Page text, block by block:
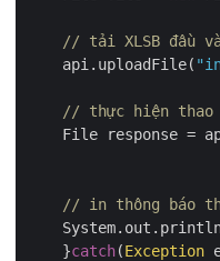
// tải XLSB đầu
    api.uploadFile(
// thực hiện
File response =
// in thông báo
    }
catch(Exception